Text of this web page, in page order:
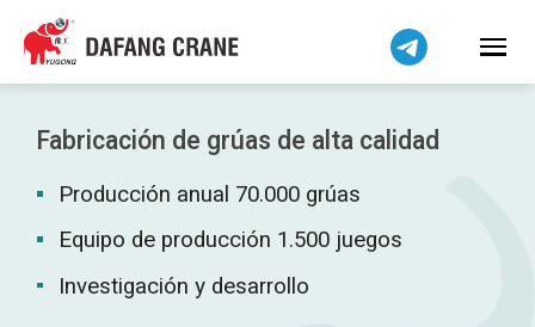
Fabricación de grúas de alta calidad
Producción anual 70.000 grúas
Equipo de producción 1.500 juegos
Investigación y desarrollo
Bahasa Indonesia
Bahasa Melayu
Tiếng Việt
简体中文
فارسی
Pilipino
اردو